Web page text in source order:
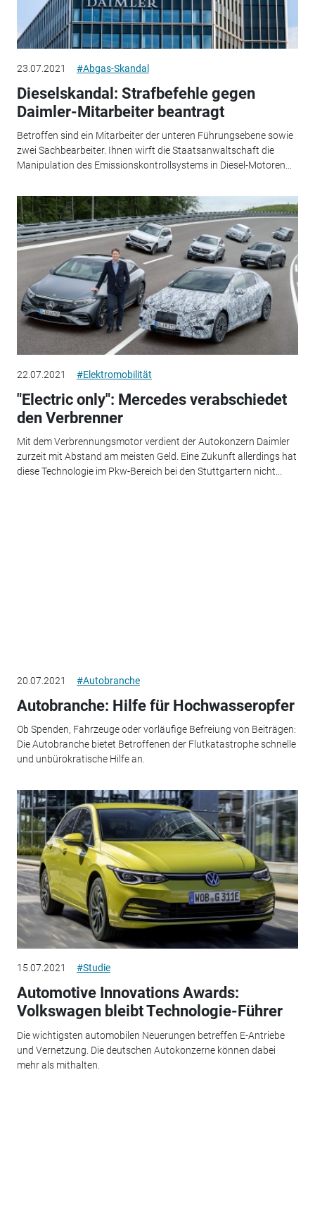
23.07.2021 #Abgas-Skandal
Dieselskandal: Strafbefehle gegen
Daimler-Mitarbeiter beantragt
Betroffen sind ein Mitarbeiter der unteren Führungsebene sowie
zwei Sachbearbeiter. Ihnen wirft die Staatsanwaltschaft die
Manipulation des Emissionskontrollsystems in Diesel-Motoren...
22.07.2021 #Elektromobilität
"Electric only": Mercedes verabschiedet
den Verbrenner
Mit dem Verbrennungsmotor verdient der Autokonzern Daimler
zurzeit mit Abstand am meisten Geld. Eine Zukunft allerdings hat
diese Technologie im Pkw-Bereich bei den Stuttgartern nicht...
20.07.2021 #Autobranche
Autobranche: Hilfe für Hochwasseropfer
Ob Spenden, Fahrzeuge oder vorläufige Befreiung von Beiträgen:
Die Autobranche bietet Betroffenen der Flutkatastrophe schnelle
und unbürokratische Hilfe an.
15.07.2021 #Studie
Automotive Innovations Awards:
Volkswagen bleibt Technologie-Führer
Die wichtigsten automobilen Neuerungen betreffen E-Antriebe
und Vernetzung. Die deutschen Autokonzerne können dabei
mehr als mithalten.